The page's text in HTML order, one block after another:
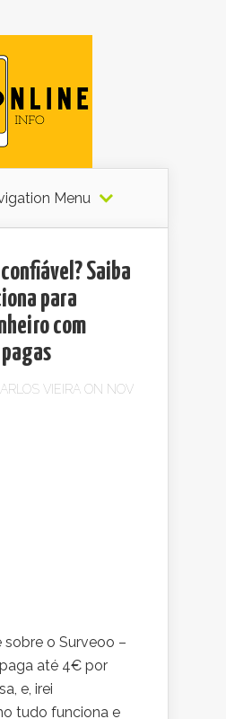
Menu
Saiba
para
com
VIEIRA ON NOV
sobre o Surveoo –
até 4€ por
e, irei
tudo funciona e